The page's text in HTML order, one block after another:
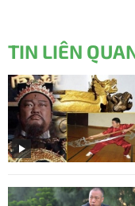
TIN LIÊN